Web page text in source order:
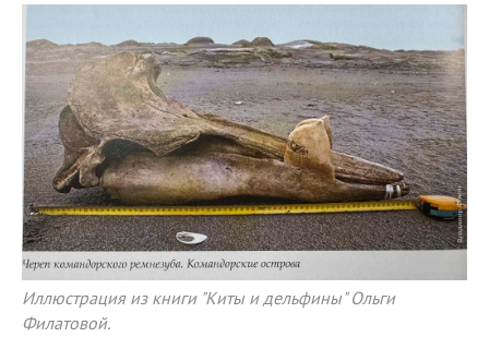
Иллюстрация из книги "Киты и дельфины" Ольги
Филатовой.